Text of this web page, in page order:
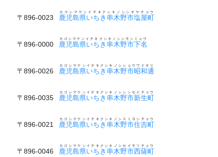
〒896-0023 鹿児島県いちき串木野市塩屋町
カゴシマケンイチキクシキノシシオヤチョウ
〒896-0000 鹿児島県いちき串木野市下名
カゴシマケンイチキクシキノシシモンミョウ
〒896-0026 鹿児島県いちき串木野市昭和通
カゴシマケンイチキクシキノシショウワドオリ
〒896-0035 鹿児島県いちき串木野市新生町
カゴシマケンイチキクシキノシシンセイチョウ
〒896-0021 鹿児島県いちき串木野市住吉町
カゴシマケンイチキクシキノシスミヨシチョウ
〒896-0046 鹿児島県いちき串木野市西薩町
カゴシマケンイチキクシキノシセイサツチョウ